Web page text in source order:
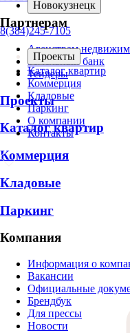
Партнерам
Агенствам
Земельный банк
Тендеры
Проекты
Каталог квартир
Коммерция
Кладовые
Паркинг
Компания
Информация о
Вакансии
Официальные
Брендбук
Для прессы
Новости
Новокузнецк
8(384)245-7105
Проекты
Каталог квартир
Коммерция
Кладовые
Паркинг
О компании
Контакты